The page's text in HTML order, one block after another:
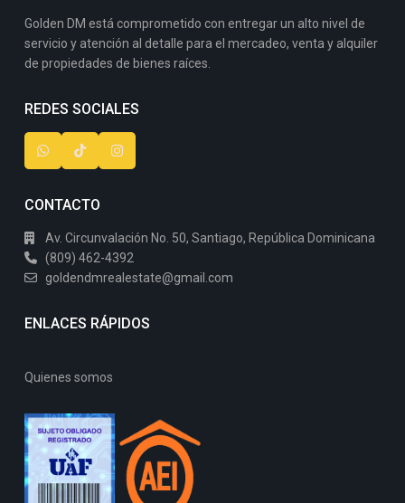
Golden DM está comprometido con entregar un alto nivel de
servicio y atención al detalle para el mercadeo, venta y alquiler
de propiedades de bienes raíces.
REDES SOCIALES
CONTACTO
Av. Circunvalación No. 50, Santiago, República Dominicana
(809) 462-4392
goldendmrealestate@gmail.com
ENLACES RÁPIDOS
Quienes somos